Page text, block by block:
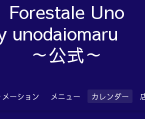
Forestale Uno
～公式～
ーション メニュー カレンダー